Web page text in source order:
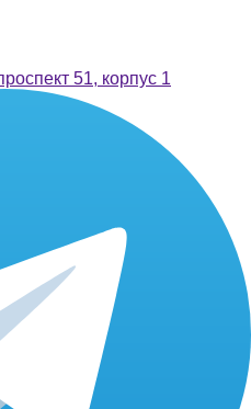
51, корпус 1